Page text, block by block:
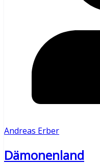
Andreas Erber
Dämonenland